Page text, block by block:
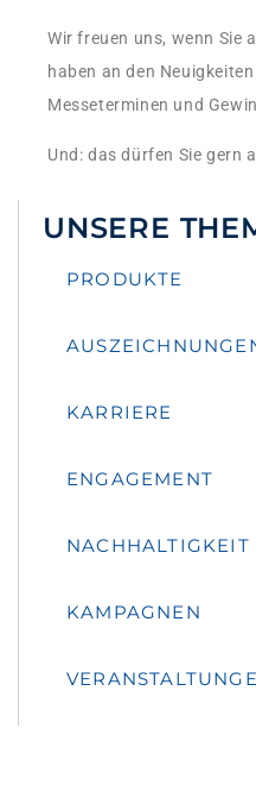
Wir freuen uns, wenn Sie
haben an den
Messeterminen und
Und: das dürfen Sie gern
UNSERE
PRODUKTE
KARRIERE
ENGAGEMENT
NACHHALTIGKEIT
KAMPAGNEN